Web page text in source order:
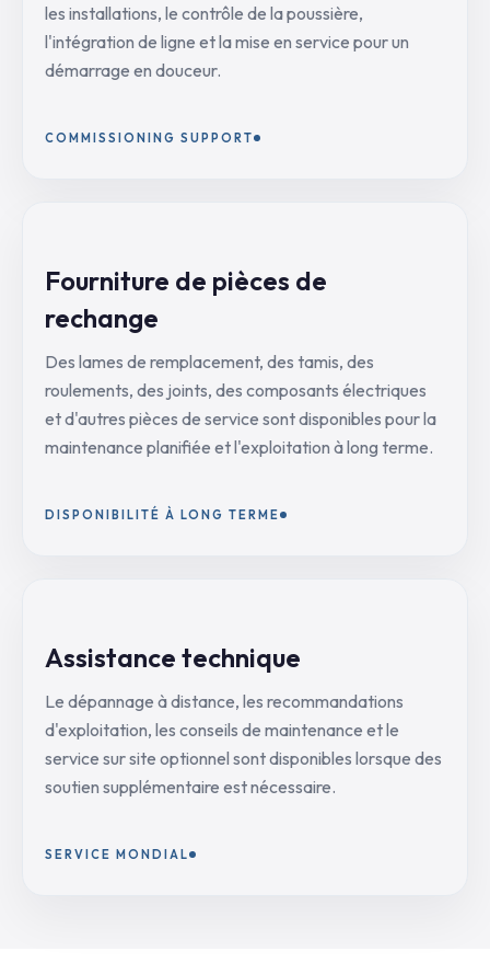
les installations, le contrôle de la poussière,
l'intégration de ligne et la mise en service pour un
démarrage en douceur.
COMMISSIONING SUPPORT
Fourniture de pièces de
rechange
Des lames de remplacement, des tamis, des
roulements, des joints, des composants électriques
et d'autres pièces de service sont disponibles pour la
maintenance planifiée et l'exploitation à long terme.
DISPONIBILITÉ À LONG TERME
Assistance technique
Le dépannage à distance, les recommandations
d'exploitation, les conseils de maintenance et le
service sur site optionnel sont disponibles lorsque des
soutien supplémentaire est nécessaire.
SERVICE MONDIAL